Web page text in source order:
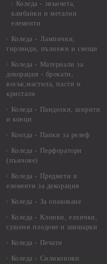
Коледа - звънчета,
камбанки и метални
елементи
Коледа - Лампички,
гирлянди, пълнежи и свещи
Коледа - Материали за
декорация - брокати,
восък,мастила, пасти и
кристали
Коледа - Панделки, ширити
и конци
Коелда - Папки за релеф
Коледа - Перфоратори
(пънчове)
Коледа - Предмети и
елементи за декорация
Коледа - За опаковане
Коледа - Kлонки, елхички,
сушени плодове и шишарки
Коледа - Печати
Коледа - Силиконови